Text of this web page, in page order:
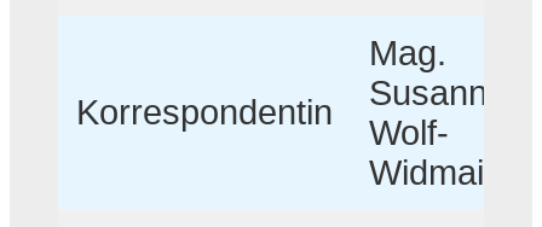
Korrespondentin
Mag.
Susanne
Wolf-
Widmaier